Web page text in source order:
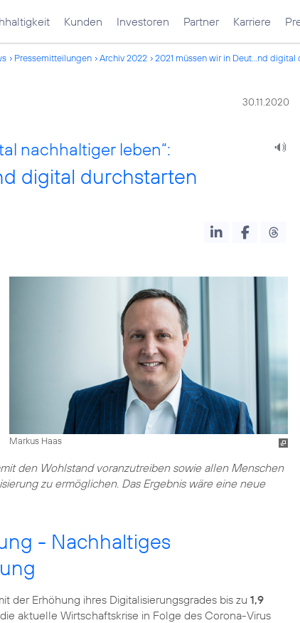
Kunden Investoren Partner Karriere
Pressemitteilungen Archiv 2022 2021 müssen wir in Deut...nd digital
30.11.2020
nachhaltiger leben“:
digital durchstarten
Markus Haas
den Wohlstand voranzutreiben sowie allen Menschen
zu ermöglichen. Das Ergebnis wäre eine neue
- Nachhaltiges
der Erhöhung ihres Digitalisierungsgrades bis zu 1,9
aktuelle Wirtschaftskrise in Folge des Corona-Virus